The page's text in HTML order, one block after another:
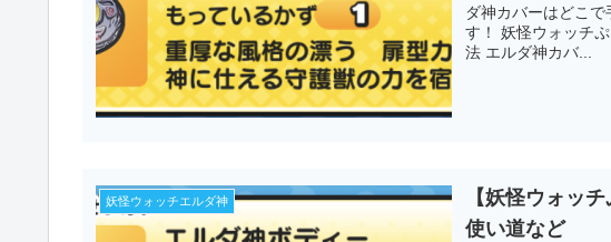
ダ神カバーはどこ
す！ 妖怪ウォッチ
法 エルダ神カバ...
妖怪ウォッチエルダ神
【妖怪ウォッ
使い道など